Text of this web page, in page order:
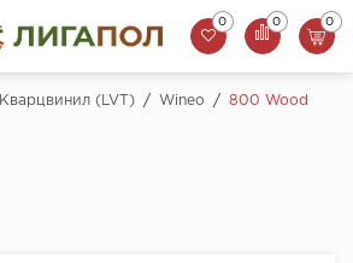
0 0 0
Кварцвинил (LVT) / Wineo / 800 Wood